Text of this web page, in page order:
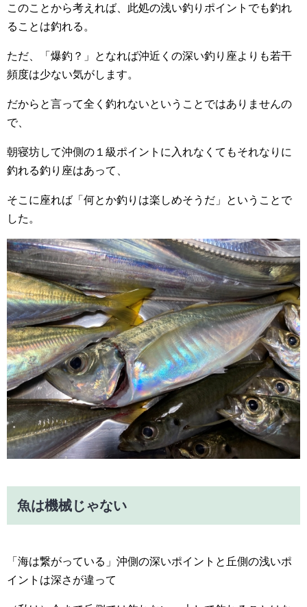
このことから考えれば、此処の浅い釣りポイントでも釣れ
ることは釣れる。
ただ、「爆釣？」となれば沖近くの深い釣り座よりも若干
頻度は少ない気がします。
だからと言って全く釣れないということではありませんの
で、
朝寝坊して沖側の１級ポイントに入れなくてもそれなりに
釣れる釣り座はあって、
そこに座れば「何とか釣りは楽しめそうだ」ということで
した。
魚は機械じゃない
「海は繋がっている」沖側の深いポイントと丘側の浅いポ
イントは深さが違って